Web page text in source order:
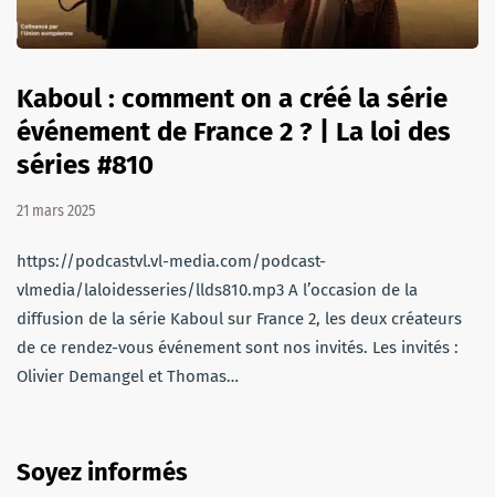
Kaboul : comment on a créé la série
événement de France 2 ? | La loi des
séries #810
21 mars 2025
https://podcastvl.vl-media.com/podcast-
vlmedia/laloidesseries/llds810.mp3 A l’occasion de la
diffusion de la série Kaboul sur France 2, les deux créateurs
de ce rendez-vous événement sont nos invités. Les invités :
Olivier Demangel et Thomas…
Soyez informés